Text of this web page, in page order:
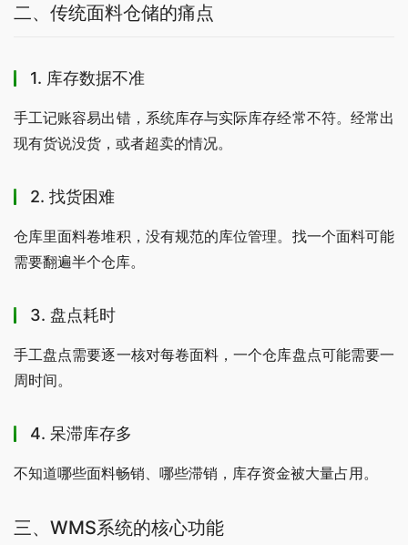
二、传统面料仓储的痛点
1. 库存数据不准
手工记账容易出错，系统库存与实际库存经常不符。经常出
现有货说没货，或者超卖的情况。
2. 找货困难
仓库里面料卷堆积，没有规范的库位管理。找一个面料可能
需要翻遍半个仓库。
3. 盘点耗时
手工盘点需要逐一核对每卷面料，一个仓库盘点可能需要一
周时间。
4. 呆滞库存多
不知道哪些面料畅销、哪些滞销，库存资金被大量占用。
三、WMS系统的核心功能